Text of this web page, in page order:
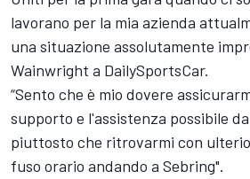
lavorano per la mia azienda
una situazione assolutamente
Wainwright a DailySportsCar.
“Sento che è mio dovere
supporto e l'assistenza possibile
piuttosto che ritrovarmi con
fuso orario andando a Sebring".